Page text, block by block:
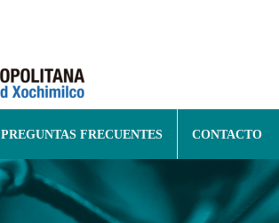
PREGUNTAS FRECUENTES CONTACTO